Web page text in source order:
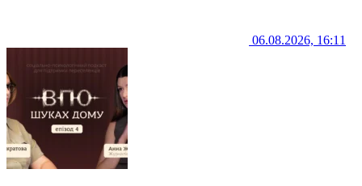
06.08.2026, 16:11